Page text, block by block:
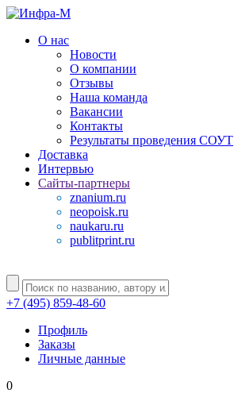
О нас
Новости
О компании
Отзывы
Наша команда
Вакансии
Контакты
Результаты проведения СОУТ
Доставка
Интервью
Сайты-партнеры
znanium.ru
neopoisk.ru
naukaru.ru
publitprint.ru
+7 (495) 859-48-60
Профиль
Заказы
Личные данные
0